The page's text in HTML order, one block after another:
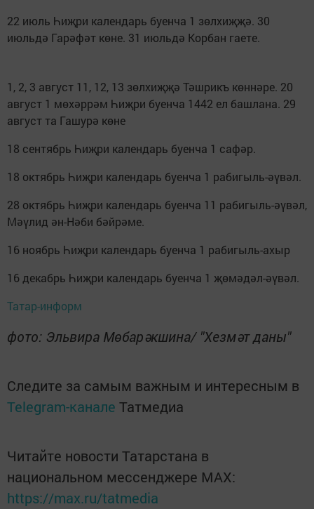
22 июль Һиҗри календарь буенча 1 зөлхиҗҗә. 30
июльдә Гарәфәт көне. 31 июльдә Корбан гаете.
1, 2, 3 август 11, 12, 13 зөлхиҗҗә Тәшрикъ көннәре. 20
август 1 мөхәррәм Һиҗри буенча 1442 ел башлана. 29
август та Гашурә көне
18 сентябрь Һиҗри календарь буенча 1 сафәр.
18 октябрь Һиҗри календарь буенча 1 рабигыль-әүвәл.
28 октябрь Һиҗри календарь буенча 11 рабигыль-әүвәл,
Мәүлид ән-Нәби бәйрәме.
16 ноябрь Һиҗри календарь буенча 1 рабигыль-ахыр
16 декабрь Һиҗри календарь буенча 1 җөмәдәл-әүвәл.
Татар-информ
фото: Эльвира Мөбарәкшина/ "Хезмәт даны"
Следите за самым важным и интересным в
Telegram-канале Татмедиа
Читайте новости Татарстана в
национальном мессенджере MАХ:
https://max.ru/tatmedia